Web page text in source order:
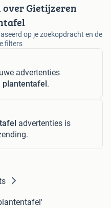
over Gietijzeren
op je zoekopdracht en de
filters
advertenties
.
advertenties is